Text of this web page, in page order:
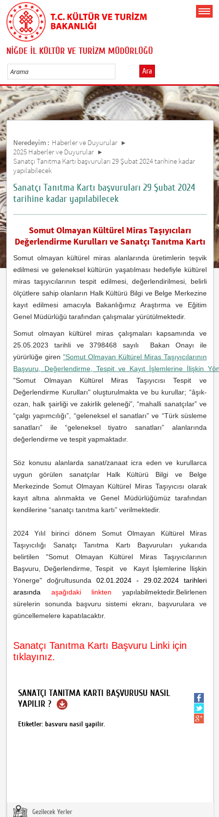
NİĞDE İL KÜLTÜR VE TURİZM MÜDÜRLÜĞÜ
Ara
Neredeyim : Haberler ve Duyurular
2025 Haberler ve Duyurular
Sanatçı Tanıtma Kartı başvuruları 29 Şubat 2024 tarihine kadar
yapılabilecek
Sanatçı Tanıtma Kartı başvuruları 29 Şubat 2024
tarihine kadar yapılabilecek
Somut Olmayan Kültürel Miras Taşıyıcıları
Değerlendirme Kurulları ve Sanatçı Tanıtma Kartı
Somut olmayan kültürel miras alanlarında üretimlerin teşvik
edilmesi ve geleneksel kültürün yaşatılması hedefiyle kültürel
miras taşıyıcılarının tespit edilmesi, değerlendirilmesi, belirli
ölçütlere sahip olanların Halk Kültürü Bilgi ve Belge Merkezine
kayıt edilmesi amacıyla Bakanlığımız Araştırma ve Eğitim
Genel Müdürlüğü tarafından çalışmalar yürütülmektedir.
Somut olmayan kültürel miras çalışmaları kapsamında ve
25.05.2023 tarihli ve 3798468 sayılı Bakan Onayı ile
yürürlüğe giren"Somut Olmayan Kültürel Miras Taşıyıcılarının
Başvuru,
Değerlendirme, Tespit ve Kayıt İşlemlerine İlişkin
"Somut Olmayan Kültürel Miras Taşıyıcısı Tespit ve
Değerlendirme Kurulları" oluşturulmakta ve bu kurullar; “âşık-
ozan, halk şairliği ve zakirlik geleneği”, “mahalli sanatçılar” ve
“çalgı yapımcılığı”, “geleneksel el sanatları” ve “Türk süsleme
sanatları” ile “geleneksel tiyatro sanatları” alanlarında
değerlendirme ve tespit yapmaktadır.
Söz konusu alanlarda sanat/zanaat icra eden ve kurullarca
uygun görülen sanatçılar Halk Kültürü Bilgi ve Belge
Merkezinde Somut Olmayan Kültürel Miras Taşıyıcısı olarak
kayıt altına alınmakta ve Genel Müdürlüğümüz tarafından
kendilerine “sanatçı tanıtma kartı” verilmektedir.
2024 Yılıl birinci dönem Somut Olmayan Kültürel Miras
Taşıyıcılığı Sanatçı Tanıtma Kartı Başvuruları yukarıda
belirtilen "Somut Olmayan Kültürel Miras Taşıyıcılarının
Başvuru, Değerlendirme, Tespit ve Kayıt İşlemlerine İlişkin
Yönerge"doğrultusunda 02.01.2024 - 29.02.2024 tarihleri
arasında aşağıdaki linkten yapılabilmektedir.Belirlenen
sürelerin sonunda başvuru sistemi ekranı, başvurulara ve
güncellemelere kapatılacaktır.
Sanatçı Tanıtma Kartı Başvuru Linki için
tıklayınız.
SANATÇI TANITMA KARTI BAŞVURUSU NASIL
YAPILIR ?
Etiketler: basvuru nasil yapilir.
Gezilecek Yerler